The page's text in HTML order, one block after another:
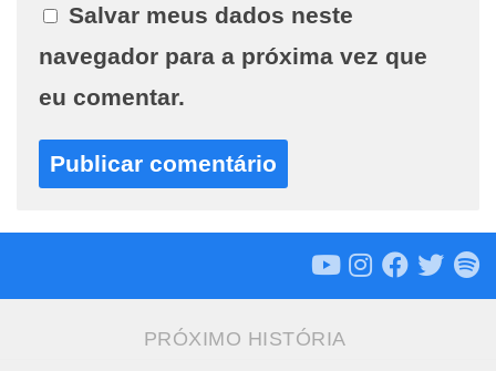
Salvar meus dados neste
navegador para a próxima vez que
eu comentar.
PRÓXIMO HISTÓRIA